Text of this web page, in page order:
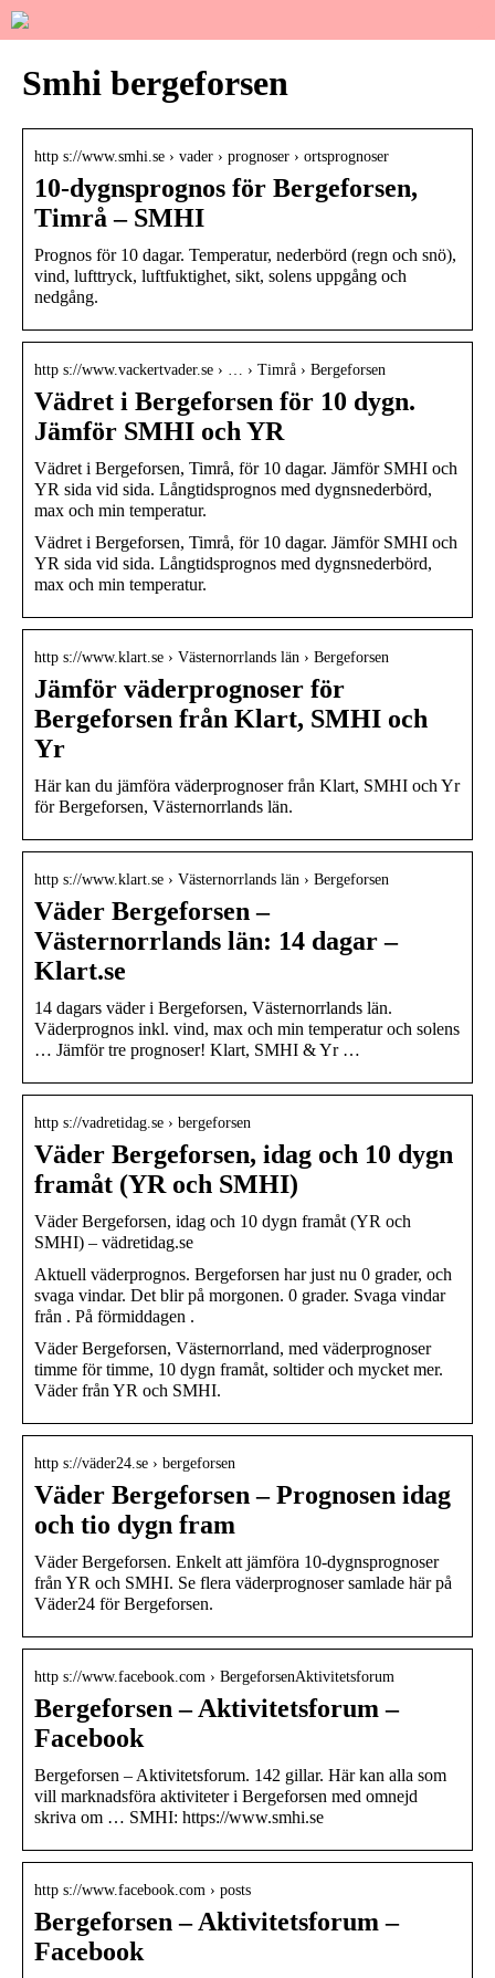
Smhi bergeforsen
http s://www.smhi.se › vader › prognoser › ortsprognoser
10-dygnsprognos för Bergeforsen,
Timrå – SMHI
Prognos för 10 dagar. Temperatur, nederbörd (regn och snö),
vind, lufttryck, luftfuktighet, sikt, solens uppgång och
nedgång.
http s://www.vackertvader.se › … › Timrå › Bergeforsen
Vädret i Bergeforsen för 10 dygn.
Jämför SMHI och YR
Vädret i Bergeforsen, Timrå, för 10 dagar. Jämför SMHI och
YR sida vid sida. Långtidsprognos med dygnsnederbörd,
max och min temperatur.
Vädret i Bergeforsen, Timrå, för 10 dagar. Jämför SMHI och
YR sida vid sida. Långtidsprognos med dygnsnederbörd,
max och min temperatur.
http s://www.klart.se › Västernorrlands län › Bergeforsen
Jämför väderprognoser för
Bergeforsen från Klart, SMHI och
Yr
Här kan du jämföra väderprognoser från Klart, SMHI och Yr
för Bergeforsen, Västernorrlands län.
http s://www.klart.se › Västernorrlands län › Bergeforsen
Väder Bergeforsen –
Västernorrlands län: 14 dagar –
Klart.se
14 dagars väder i Bergeforsen, Västernorrlands län.
Väderprognos inkl. vind, max och min temperatur och solens
… Jämför tre prognoser! Klart, SMHI & Yr …
http s://vadretidag.se › bergeforsen
Väder Bergeforsen, idag och 10 dygn
framåt (YR och SMHI)
Väder Bergeforsen, idag och 10 dygn framåt (YR och
SMHI) – vädretidag.se
Aktuell väderprognos. Bergeforsen har just nu 0 grader, och
svaga vindar. Det blir på morgonen. 0 grader. Svaga vindar
från . På förmiddagen .
Väder Bergeforsen, Västernorrland, med väderprognoser
timme för timme, 10 dygn framåt, soltider och mycket mer.
Väder från YR och SMHI.
http s://väder24.se › bergeforsen
Väder Bergeforsen – Prognosen idag
och tio dygn fram
Väder Bergeforsen. Enkelt att jämföra 10-dygnsprognoser
från YR och SMHI. Se flera väderprognoser samlade här på
Väder24 för Bergeforsen.
http s://www.facebook.com › BergeforsenAktivitetsforum
Bergeforsen – Aktivitetsforum –
Facebook
Bergeforsen – Aktivitetsforum. 142 gillar. Här kan alla som
vill marknadsföra aktiviteter i Bergeforsen med omnejd
skriva om … SMHI: https://www.smhi.se
http s://www.facebook.com › posts
Bergeforsen – Aktivitetsforum –
Facebook